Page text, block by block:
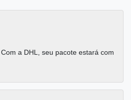
a DHL, seu pacote estará com